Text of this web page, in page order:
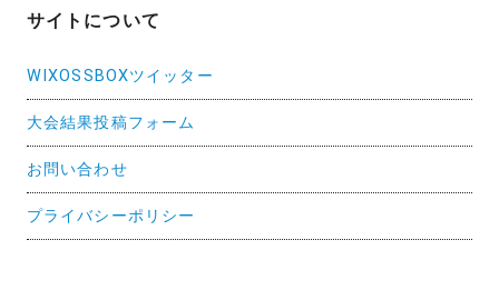
サイトについて
WIXOSSBOXツイッター
大会結果投稿フォーム
お問い合わせ
プライバシーポリシー